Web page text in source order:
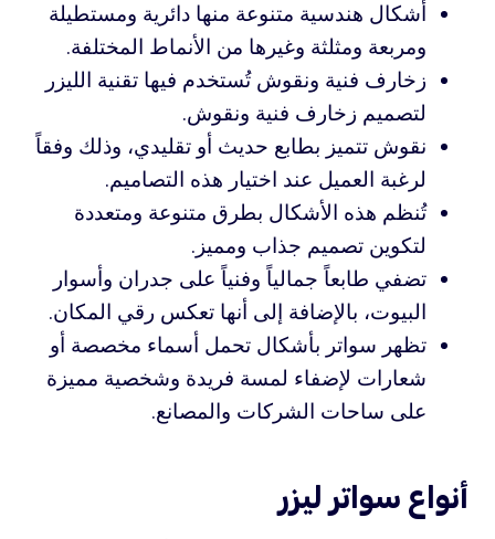
أشكال هندسية متنوعة منها دائرية ومستطيلة
ومربعة ومثلثة وغيرها من الأنماط المختلفة.
زخارف فنية ونقوش تُستخدم فيها تقنية الليزر
لتصميم زخارف فنية ونقوش.
نقوش تتميز بطابع حديث أو تقليدي، وذلك وفقاً
لرغبة العميل عند اختيار هذه التصاميم.
تُنظم هذه الأشكال بطرق متنوعة ومتعددة
لتكوين تصميم جذاب ومميز.
تضفي طابعاً جمالياً وفنياً على جدران وأسوار
البيوت، بالإضافة إلى أنها تعكس رقي المكان.
تظهر سواتر بأشكال تحمل أسماء مخصصة أو
شعارات لإضفاء لمسة فريدة وشخصية مميزة
على ساحات الشركات والمصانع.
أنواع سواتر ليزر